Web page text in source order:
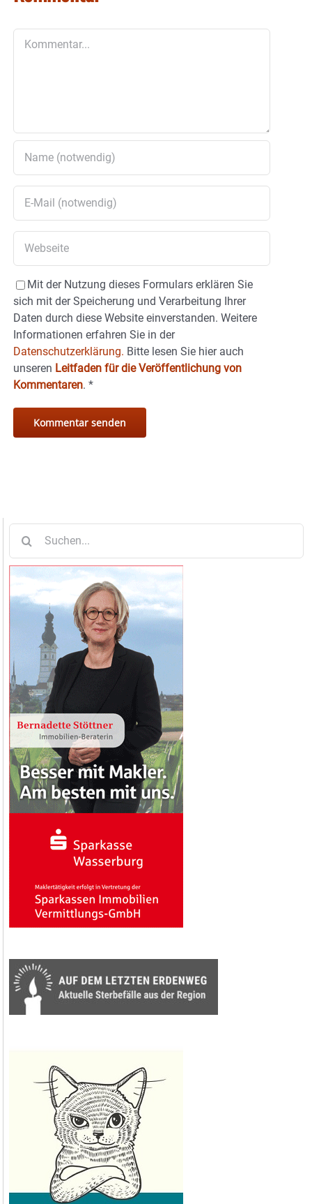
Mit der Nutzung dieses Formulars erklären Sie
sich mit der Speicherung und Verarbeitung Ihrer
Daten durch diese Website einverstanden. Weitere
Informationen erfahren Sie in der
Datenschutzerklärung. Bitte lesen Sie hier auch
unseren Leitfaden für die Veröffentlichung von
Kommentaren. *
nach: